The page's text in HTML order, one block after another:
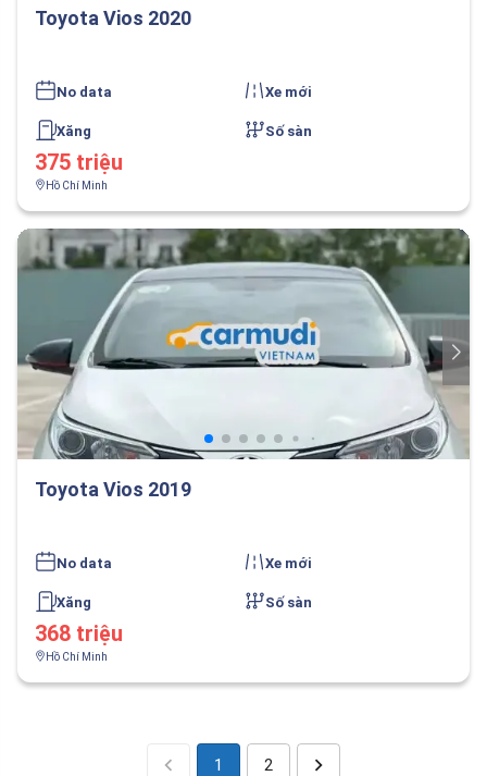
Toyota Vios 2020
No data Xe mới
Xăng Số sàn
375 triệu
Hồ Chí Minh
Toyota Vios 2019
No data Xe mới
Xăng Số sàn
368 triệu
Hồ Chí Minh
1 2